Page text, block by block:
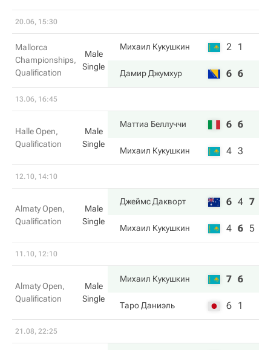
20.06, 15:30
Mallorca
Championships,
Qualification
Male
Single
Михаил Кукушкин 2 1
Дамир Джумхур 6 6
13.06, 16:45
Halle Open,
Qualification
Male
Single
Маттиа Беллуччи 6 6
Михаил Кукушкин 4 3
12.10, 14:10
Almaty Open,
Qualification
Male
Single
Джеймс Дакворт 6 4 7
Михаил Кукушкин 4 6 5
11.10, 12:10
Almaty Open,
Qualification
Male
Single
Михаил Кукушкин 7 6
Таро Даниэль 6 1
21.08, 22:25